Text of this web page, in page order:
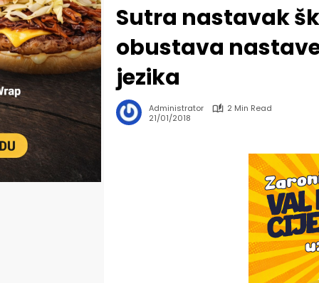
Sutra nastavak
obustava
jezika
Administrator
2 Min Read
21/01/2018